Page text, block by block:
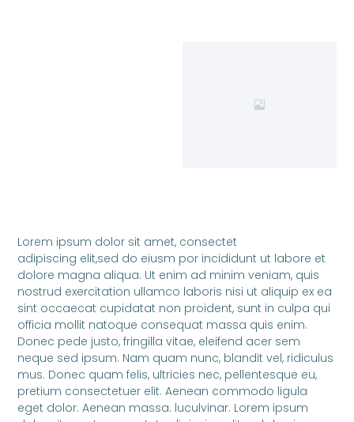
Lorem ipsum dolor sit amet, consectet
adipiscing elit,sed do eiusm por incididunt ut labore et
dolore magna aliqua. Ut enim ad minim veniam, quis
nostrud exercitation ullamco laboris nisi ut aliquip ex ea
sint occaecat cupidatat non proident, sunt in culpa qui
officia mollit natoque consequat massa quis enim.
Donec pede justo, fringilla vitae, eleifend acer sem
neque sed ipsum. Nam quam nunc, blandit vel, ridiculus
mus. Donec quam felis, ultricies nec, pellentesque eu,
pretium consectetuer elit. Aenean commodo ligula
eget dolor. Aenean massa. luculvinar. Lorem ipsum